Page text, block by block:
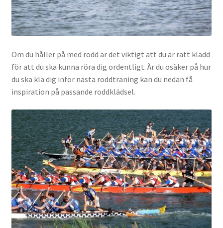
Om du håller på med rodd är det viktigt att du är rätt klädd
för att du ska kunna röra dig ordentligt. Är du osäker på hur
du ska klä dig inför nästa roddträning kan du nedan få
inspiration på passande roddklädsel.